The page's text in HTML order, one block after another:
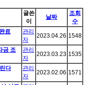
글쓴
이
날짜
조회
수
료
관리
자
2023.04.26 1548
금 조
관리
자
2023.03.23 1535
다
관리
자
2023.02.06 1571